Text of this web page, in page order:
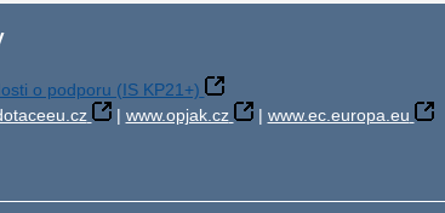
o podporu (IS KP21+)
| www.opjak.cz | www.ec.europa.eu